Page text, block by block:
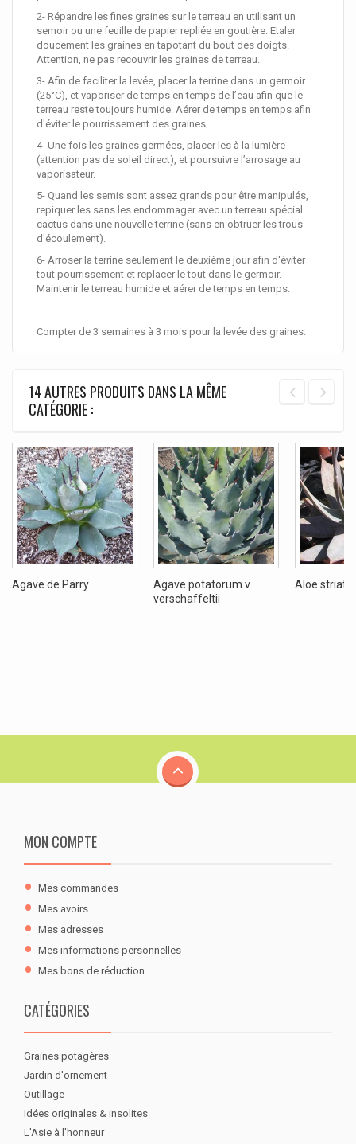
2- Répandre les fines graines sur le terreau en utilisant un
semoir ou une feuille de papier repliée en goutière. Etaler
doucement les graines en tapotant du bout des doigts.
Attention, ne pas recouvrir les graines de terreau.
3- Afin de faciliter la levée, placer la terrine dans un germoir
(25°C), et vaporiser de temps en temps de l’eau afin que le
terreau reste toujours humide. Aérer de temps en temps afin
d'éviter le pourrissement des graines.
4- Une fois les graines germées, placer les à la lumière
(attention pas de soleil direct), et poursuivre l’arrosage au
vaporisateur.
5- Quand les semis sont assez grands pour être manipulés,
repiquer les sans les endommager avec un terreau spécial
cactus dans une nouvelle terrine (sans en obtruer les trous
d'écoulement).
6- Arroser la terrine seulement le deuxième jour afin d'éviter
tout pourrissement et replacer le tout dans le germoir.
Maintenir le terreau humide et aérer de temps en temps.
Compter de 3 semaines à 3 mois pour la levée des graines.
14 AUTRES PRODUITS DANS LA MÊME
CATÉGORIE :
Agave de Parry
Agave potatorum v.
verschaffeltii
Aloe striata
MON COMPTE
Mes commandes
Mes avoirs
Mes adresses
Mes informations personnelles
Mes bons de réduction
CATÉGORIES
Graines potagères
Jardin d'ornement
Outillage
Idées originales & insolites
L'Asie à l'honneur